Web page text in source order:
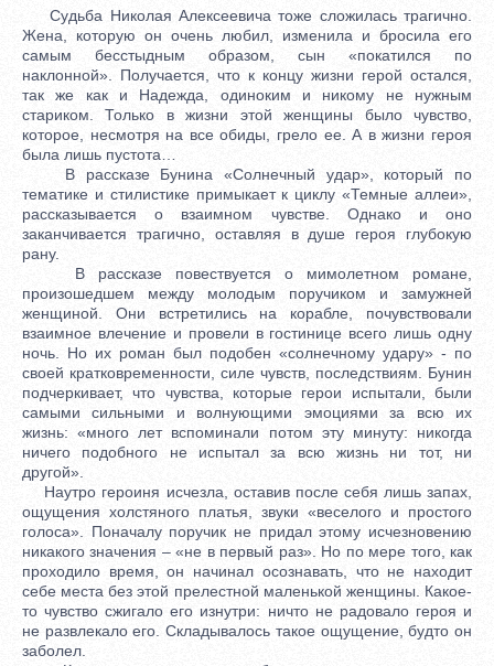
Судьба Николая Алексеевича тоже сложилась трагично.
Жена, которую он очень любил, изменила и бросила его
самым бесстыдным образом, сын «покатился по
наклонной». Получается, что к концу жизни герой остался,
так же как и Надежда, одиноким и никому не нужным
стариком. Только в жизни этой женщины было чувство,
которое, несмотря на все обиды, грело ее. А в жизни героя
была лишь пустота…
В рассказе Бунина «Солнечный удар», который по
тематике и стилистике примыкает к циклу «Темные аллеи»,
рассказывается о взаимном чувстве. Однако и оно
заканчивается трагично, оставляя в душе героя глубокую
рану.
В рассказе повествуется о мимолетном романе,
произошедшем между молодым поручиком и замужней
женщиной. Они встретились на корабле, почувствовали
взаимное влечение и провели в гостинице всего лишь одну
ночь. Но их роман был подобен «солнечному удару» - по
своей кратковременности, силе чувств, последствиям. Бунин
подчеркивает, что чувства, которые герои испытали, были
самыми сильными и волнующими эмоциями за всю их
жизнь: «много лет вспоминали потом эту минуту: никогда
ничего подобного не испытал за всю жизнь ни тот, ни
другой».
Наутро героиня исчезла, оставив после себя лишь запах,
ощущения холстяного платья, звуки «веселого и простого
голоса». Поначалу поручик не придал этому исчезновению
никакого значения – «не в первый раз». Но по мере того, как
проходило время, он начинал осознавать, что не находит
себе места без этой прелестной маленькой женщины. Какое-
то чувство сжигало его изнутри: ничто не радовало героя и
не развлекало его. Складывалось такое ощущение, будто он
заболел.